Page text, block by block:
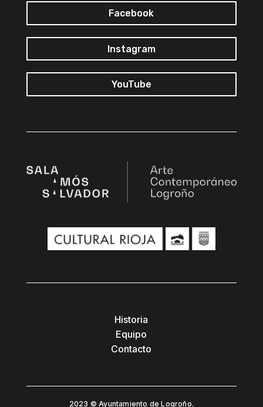
Facebook
Instagram
YouTube
Historia
Equipo
Contacto
2023 © Ayuntamiento de Logroño.